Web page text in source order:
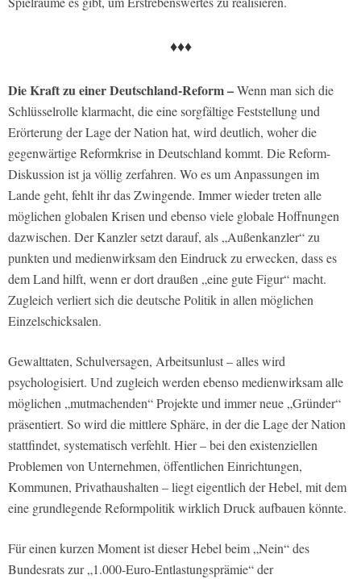
♦♦♦
Die Kraft zu einer Deutschland-Reform –Wenn man sich die
Schlüsselrolle klarmacht, die eine sorgfältige Feststellung und
Erörterung der Lage der Nation hat, wird deutlich, woher die
gegenwärtige Reformkrise in Deutschland kommt. Die Reform-
Diskussion ist ja völlig zerfahren. Wo es um Anpassungen im
Lande geht, fehlt ihr das Zwingende. Immer wieder treten alle
möglichen globalen Krisen und ebenso viele globale Hoffnungen
dazwischen. Der Kanzler setzt darauf, als „Außenkanzler“ zu
punkten und medienwirksam den Eindruck zu erwecken, dass es
dem Land hilft, wenn er dort draußen „eine gute Figur“ macht.
Zugleich verliert sich die deutsche Politik in allen möglichen
Einzelschicksalen.
Gewalttaten, Schulversagen, Arbeitsunlust – alles wird
psychologisiert. Und zugleich werden ebenso medienwirksam alle
möglichen „mutmachenden“ Projekte und immer neue „Gründer“
präsentiert. So wird die mittlere Sphäre, in der die Lage der Nation
stattfindet, systematisch verfehlt. Hier – bei den existenziellen
Problemen von Unternehmen, öffentlichen Einrichtungen,
Kommunen, Privathaushalten – liegt eigentlich der Hebel, mit dem
eine grundlegende Reformpolitik wirklich Druck aufbauen könnte.
Für einen kurzen Moment ist dieser Hebel beim „Nein“ des
Bundesrats zur „1.000-Euro-Entlastungsprämie“ der